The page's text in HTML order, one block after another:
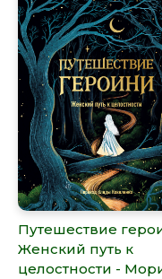
Путешествие
Женский путь к
целостности -